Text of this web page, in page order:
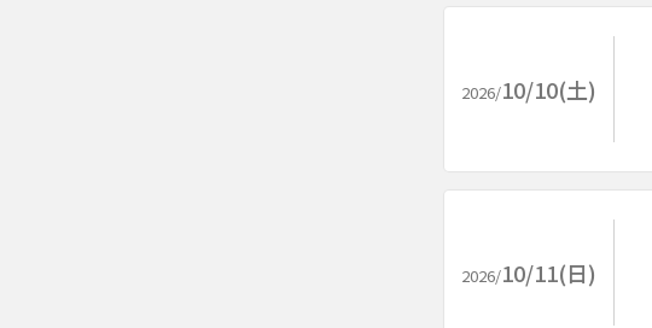
2026/10/10(土)
2026/10/11(日)